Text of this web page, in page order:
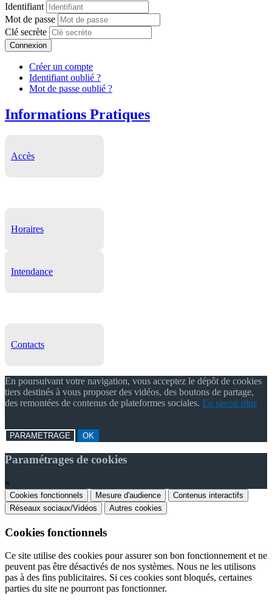
Identifiant
Mot de passe
Clé secrète
Connexion
Créer un compte
Identifiant oublié ?
Mot de passe oublié ?
Informations Pratiques
Accès
Horaires
Intendance
Contacts
En poursuivant votre navigation, vous acceptez le dépôt de cookies
tiers destinés à vous proposer des vidéos, des boutons de partage,
des remontées de contenus de plateformes sociales. En savoir plus
PARAMETRAGE OK
Paramétrages de cookies
×
Cookies fonctionnels Mesure d'audience
Contenus interactifs
Réseaux sociaux/Vidéos
Autres cookies
Cookies fonctionnels
Ce site utilise des cookies pour assurer son bon fonctionnement et ne
peuvent pas être désactivés de nos systèmes. Nous ne les utilisons
pas à des fins publicitaires. Si ces cookies sont bloqués, certaines
parties du site ne pourront pas fonctionner.